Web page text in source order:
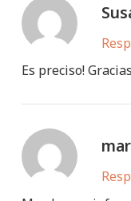
Es preciso!